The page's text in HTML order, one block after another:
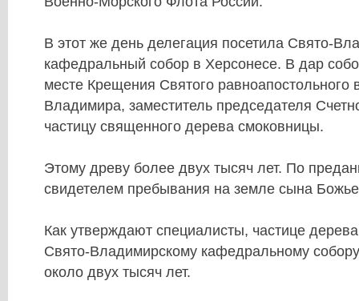
В этот же день делегация посетила Свято-
кафедральный собор в Херсонесе. В дар
месте Крещения Святого равноапостольного
Владимира, заместитель председателя
частицу священного дерева смоковницы.
Этому древу более двух тысяч лет. По
свидетелем пребывания на земле сына
Как утверждают специалисты, частице
Свято-Владимирскому кафедральному
около двух тысяч лет.